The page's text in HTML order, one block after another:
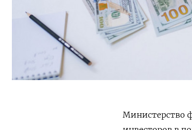
Министерство